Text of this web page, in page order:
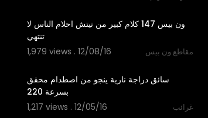
‫ون بيس 147 كلام كبير من تيتش احلام الناس لا
تنتهي‬‎
1,979 views . 12/08/16
مقاطع ون بيس
‫سائق دراجة نارية ينجو من اصطدام محقق
1,217 views . 12/05/16
غرائب